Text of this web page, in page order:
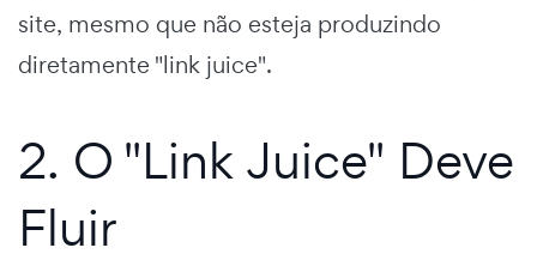
site, mesmo que não esteja produzindo
diretamente "link juice".
2. O "Link Juice" Deve
Fluir